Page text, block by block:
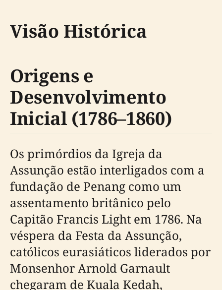
Visão Histórica
Origens e
Desenvolvimento
Inicial (1786–1860)
Os primórdios da Igreja da
Assunção estão interligados com a
fundação de Penang como um
assentamento britânico pelo
Capitão Francis Light em 1786. Na
véspera da Festa da Assunção,
católicos eurasiáticos liderados por
Monsenhor Arnold Garnault
chegaram de Kuala Kedah,